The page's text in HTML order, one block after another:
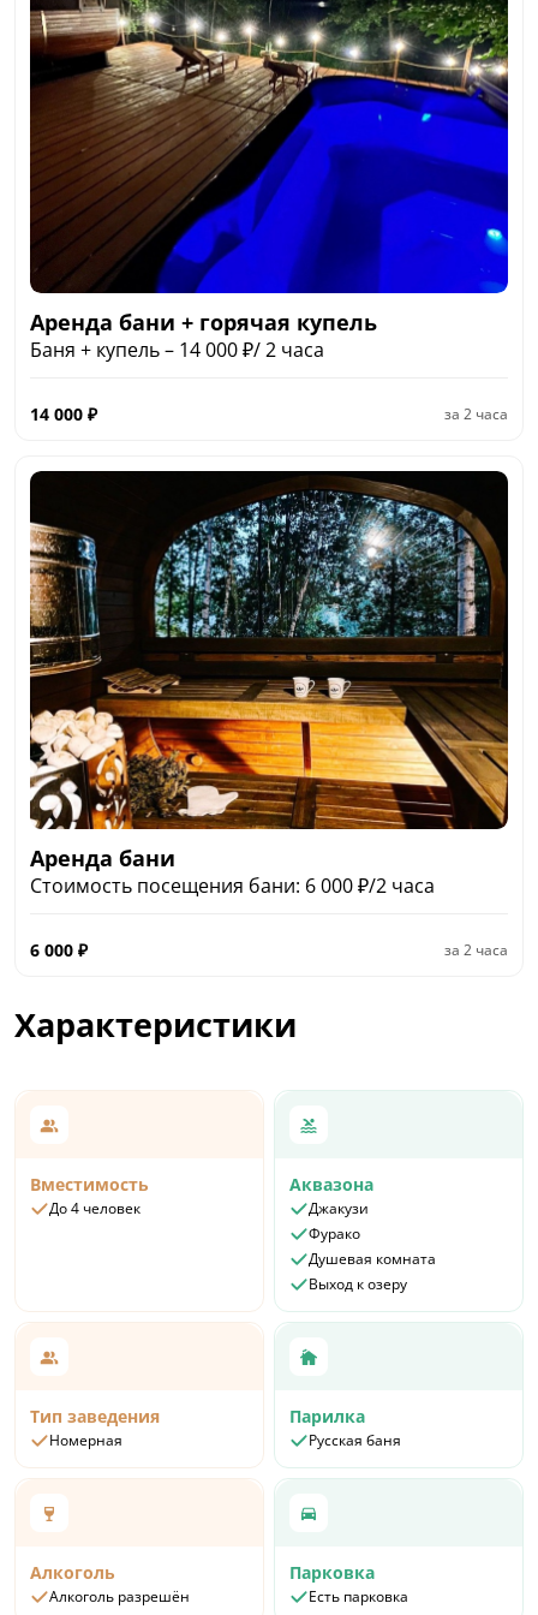
Аренда бани + горячая купель
Баня + купель – 14 000 ₽/ 2 часа
14 000 ₽ за 2 часа
Аренда бани
Стоимость посещения бани: 6 000 ₽/2 часа
6 000 ₽ за 2 часа
Характеристики
Вместимость
До 4 человек
Аквазона
Джакузи
Фурако
Душевая комната
Выход к озеру
Тип заведения
Номерная
Парилка
Русская баня
Алкоголь
Алкоголь разрешён
Парковка
Есть парковка